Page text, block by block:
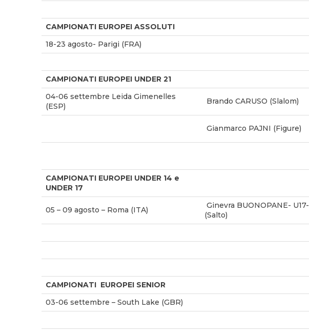
CAMPIONATI EUROPEI ASSOLUTI
18-23 agosto- Parigi (FRA)
CAMPIONATI EUROPEI UNDER 21
04-06 settembre Leida Gimenelles
(ESP)
Brando CARUSO (Slalom)
Gianmarco PAJNI (Figure)
CAMPIONATI EUROPEI UNDER 14 e
UNDER 17
05 – 09 agosto – Roma (ITA)
Ginevra BUONOPANE- U17-
(Salto)
CAMPIONATI EUROPEI SENIOR
03-06 settembre – South Lake (GBR)